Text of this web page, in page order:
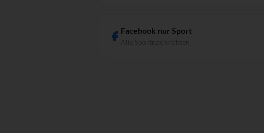
Facebook nur Sport